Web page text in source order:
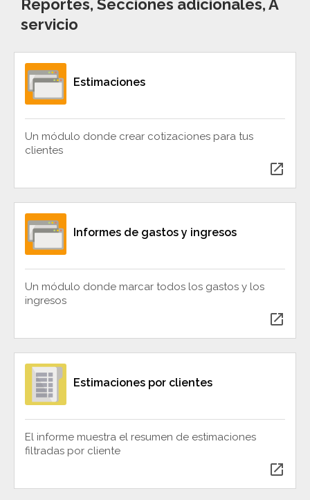
Reportes, Secciones adicionales, A
servicio
Estimaciones
Un módulo donde crear cotizaciones para tus
clientes
open_in_new
Informes de gastos y ingresos
Un módulo donde marcar todos los gastos y los
ingresos
open_in_new
Estimaciones por clientes
El informe muestra el resumen de estimaciones
filtradas por cliente
open_in_new